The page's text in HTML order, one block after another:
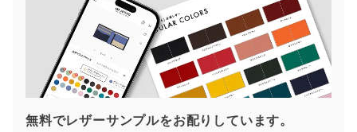
無料でレザーサンプルをお配りしています。